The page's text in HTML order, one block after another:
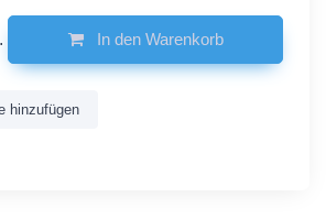
In den Warenkorb
hinzufügen